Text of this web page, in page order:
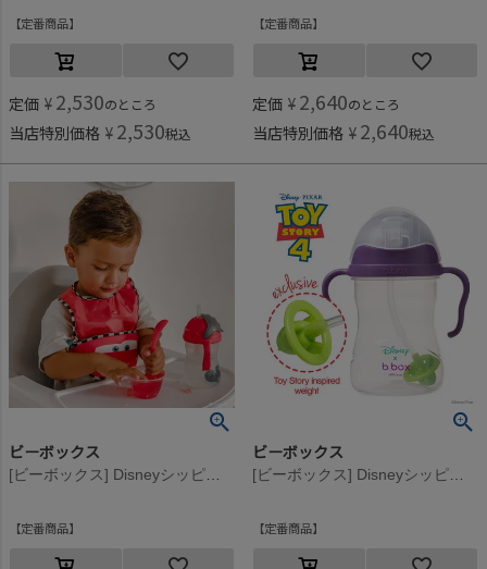
定番商品
定価 ¥ 2,530のところ
当店特別価格 ¥ 2,530税込
定番商品
定価 ¥ 2,640のところ
当店特別価格 ¥ 2,640税込
ビーボックス
[ビーボックス] Disneyシッピーカップ LightningMcQueen
定番商品
ビーボックス
[ビーボックス] Disneyシッピーカップ Buzz
定番商品